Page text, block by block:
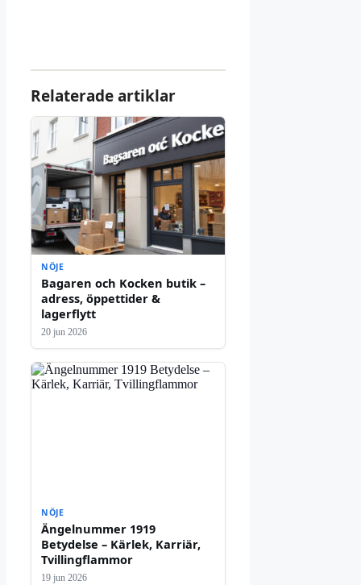
Relaterade artiklar
NÖJE
Bagaren och Kocken butik –
adress, öppettider &
lagerflytt
20 jun 2026
NÖJE
Ängelnummer 1919
Betydelse – Kärlek, Karriär,
Tvillingflammor
19 jun 2026